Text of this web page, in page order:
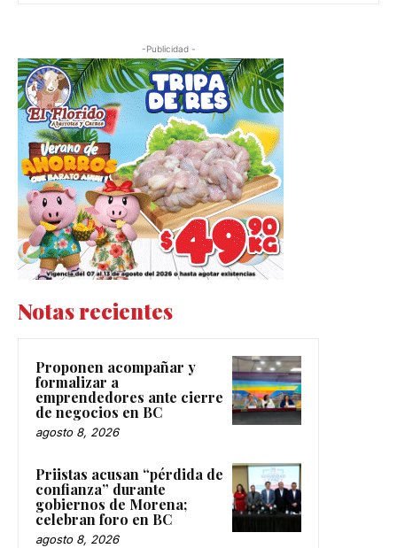
-Publicidad -
Notas recientes
Proponen acompañar y
formalizar a
emprendedores ante cierre
de negocios en BC
agosto 8, 2026
Priistas acusan “pérdida de
confianza” durante
gobiernos de Morena;
celebran foro en BC
agosto 8, 2026